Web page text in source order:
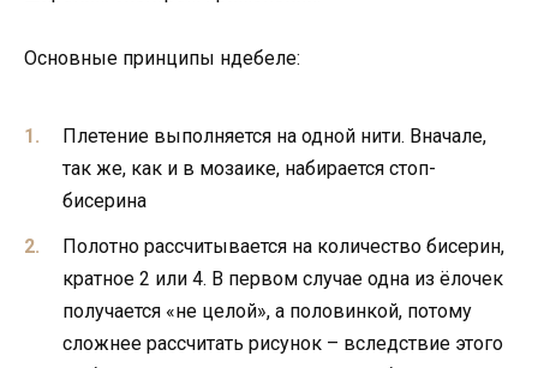
Основные принципы ндебеле:
Плетение выполняется на одной нити. Вначале,
так же, как и в мозаике, набирается стоп-
бисерина
Полотно рассчитывается на количество бисерин,
кратное 2 или 4. В первом случае одна из ёлочек
получается «не целой», а половинкой, потому
сложнее рассчитать рисунок – вследствие этого